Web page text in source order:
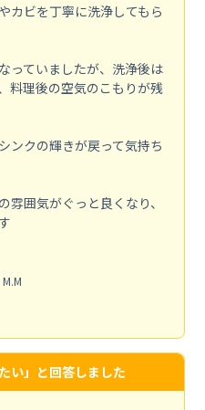
カビを丁寧に洗浄してもら
っていましたが、洗浄後は
料理後の空気のこもりが残
ンクの輝きが戻って気持ち
囲気がぐっと良くなり、
い」と回答しました